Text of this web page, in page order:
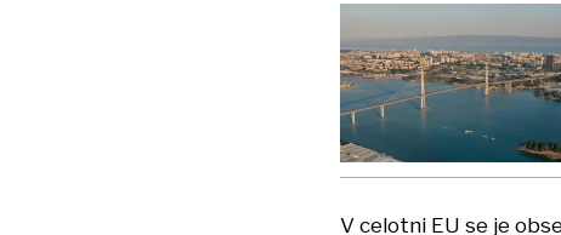
V celotni EU se je